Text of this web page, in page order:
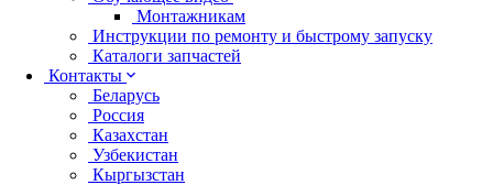
Монтажникам
Инструкции по ремонту и быстрому запуску
Каталоги запчастей
Контакты
Беларусь
Россия
Казахстан
Узбекистан
Кыргызстан